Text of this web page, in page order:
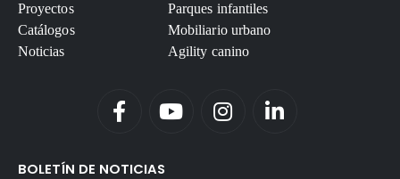
Proyectos
Catálogos
Noticias
Parques infantiles
Mobiliario urbano
Agility canino
BOLETÍN DE NOTICIAS